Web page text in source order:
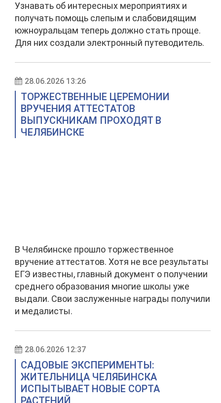
Узнавать об интересных мероприятиях и
получать помощь слепым и слабовидящим
южноуральцам теперь должно стать проще.
Для них создали электронный путеводитель.
28.06.2026 13:26
ТОРЖЕСТВЕННЫЕ ЦЕРЕМОНИИ
ВРУЧЕНИЯ АТТЕСТАТОВ
ВЫПУСКНИКАМ ПРОХОДЯТ В
ЧЕЛЯБИНСКЕ
В Челябинске прошло торжественное
вручение аттестатов. Хотя не все результаты
ЕГЭ известны, главный документ о получении
среднего образования многие школы уже
выдали. Свои заслуженные награды получили
и медалисты.
28.06.2026 12:37
САДОВЫЕ ЭКСПЕРИМЕНТЫ:
ЖИТЕЛЬНИЦА ЧЕЛЯБИНСКА
ИСПЫТЫВАЕТ НОВЫЕ СОРТА
РАСТЕНИЙ